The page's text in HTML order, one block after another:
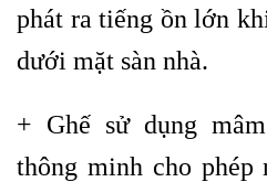
phát ra tiếng ồn lớn
dưới mặt sàn nhà.
+ Ghế sử dụng
thông minh cho phép